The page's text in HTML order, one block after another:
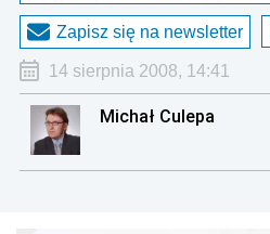
Zapisz się na newsletter
14 sierpnia 2008, 14:41
Michał Culepa